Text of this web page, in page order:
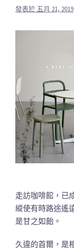
發表於 五月 21, 2019
走訪咖啡館，已
縱使有時路途遙
是甘之如飴。
久違的首爾，是